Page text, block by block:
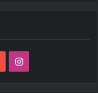
YouTubeInstagram